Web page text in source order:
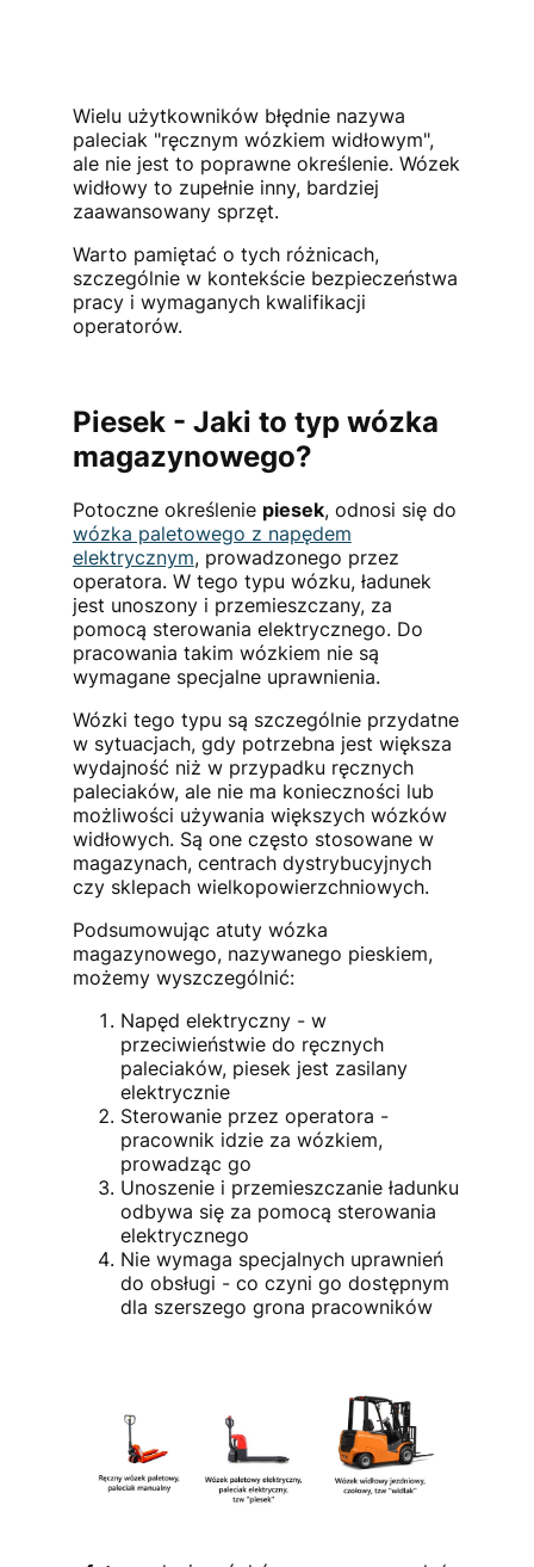
Wielu użytkowników błędnie nazywa
paleciak "ręcznym wózkiem widłowym",
ale nie jest to poprawne określenie. Wózek
widłowy to zupełnie inny, bardziej
zaawansowany sprzęt.
Warto pamiętać o tych różnicach,
szczególnie w kontekście bezpieczeństwa
pracy i wymaganych kwalifikacji
operatorów.
Piesek - Jaki to typ wózka
magazynowego?
Potoczne określenie piesek, odnosi się do
wózka paletowego z napędem
elektrycznym, prowadzonego przez
operatora. W tego typu wózku, ładunek
jest unoszony i przemieszczany, za
pomocą sterowania elektrycznego. Do
pracowania takim wózkiem nie są
wymagane specjalne uprawnienia.
Wózki tego typu są szczególnie przydatne
w sytuacjach, gdy potrzebna jest większa
wydajność niż w przypadku ręcznych
paleciaków, ale nie ma konieczności lub
możliwości używania większych wózków
widłowych. Są one często stosowane w
magazynach, centrach dystrybucyjnych
czy sklepach wielkopowierzchniowych.
Podsumowując atuty wózka
magazynowego, nazywanego pieskiem,
możemy wyszczególnić:
Napęd elektryczny - w
przeciwieństwie do ręcznych
paleciaków, piesek jest zasilany
elektrycznie
Sterowanie przez operatora -
pracownik idzie za wózkiem,
prowadząc go
Unoszenie i przemieszczanie ładunku
odbywa się za pomocą sterowania
elektrycznego
Nie wymaga specjalnych uprawnień
do obsługi - co czyni go dostępnym
dla szerszego grona pracowników